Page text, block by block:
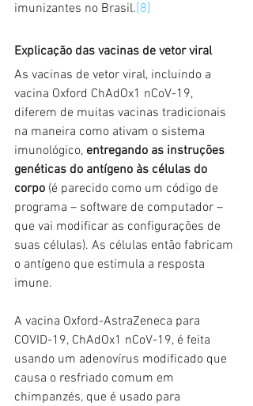
imunizantes no Brasil.[8]
Explicação das vacinas de vetor viral
As vacinas de vetor viral, incluindo a
vacina Oxford ChAdOx1 nCoV-19,
diferem de muitas vacinas tradicionais
na maneira como ativam o sistema
imunológico, entregando as instruções
genéticas do antígeno às células do
corpo (é parecido como um código de
programa – software de computador –
que vai modificar as configurações de
suas células). As células então fabricam
o antígeno que estimula a resposta
imune.
A vacina Oxford-AstraZeneca para
COVID-19, ChAdOx1 nCoV-19, é feita
usando um adenovírus modificado que
causa o resfriado comum em
chimpanzés, que é usado para